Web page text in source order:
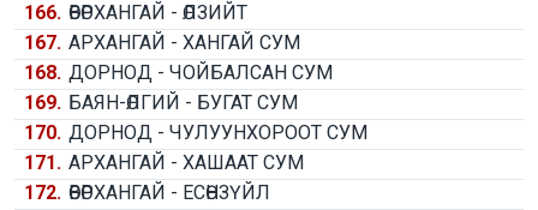
166. ӨВӨРХАНГАЙ - ӨЛЗИЙТ
167. АРХАНГАЙ - ХАНГАЙ СУМ
168. ДОРНОД - ЧОЙБАЛСАН СУМ
169. БАЯН-ӨЛГИЙ - БУГАТ СУМ
170. ДОРНОД - ЧУЛУУНХОРООТ СУМ
171. АРХАНГАЙ - ХАШААТ СУМ
172. ӨВӨРХАНГАЙ - ЕСӨНЗҮЙЛ